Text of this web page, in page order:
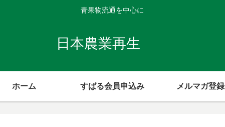
青果物流通を中心に
日本農業再生
ホーム すばる会員申込み メルマガ登録